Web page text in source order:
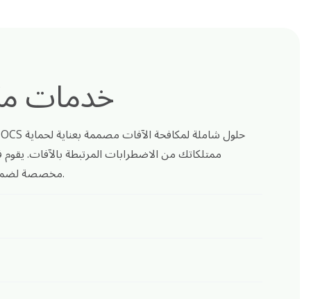
خدمات
ممتلكاتك من الاضطرابات المرتبطة بالآفات.
مخصصة لضمان بيئة صحية وآمنة لعمليات عملك.